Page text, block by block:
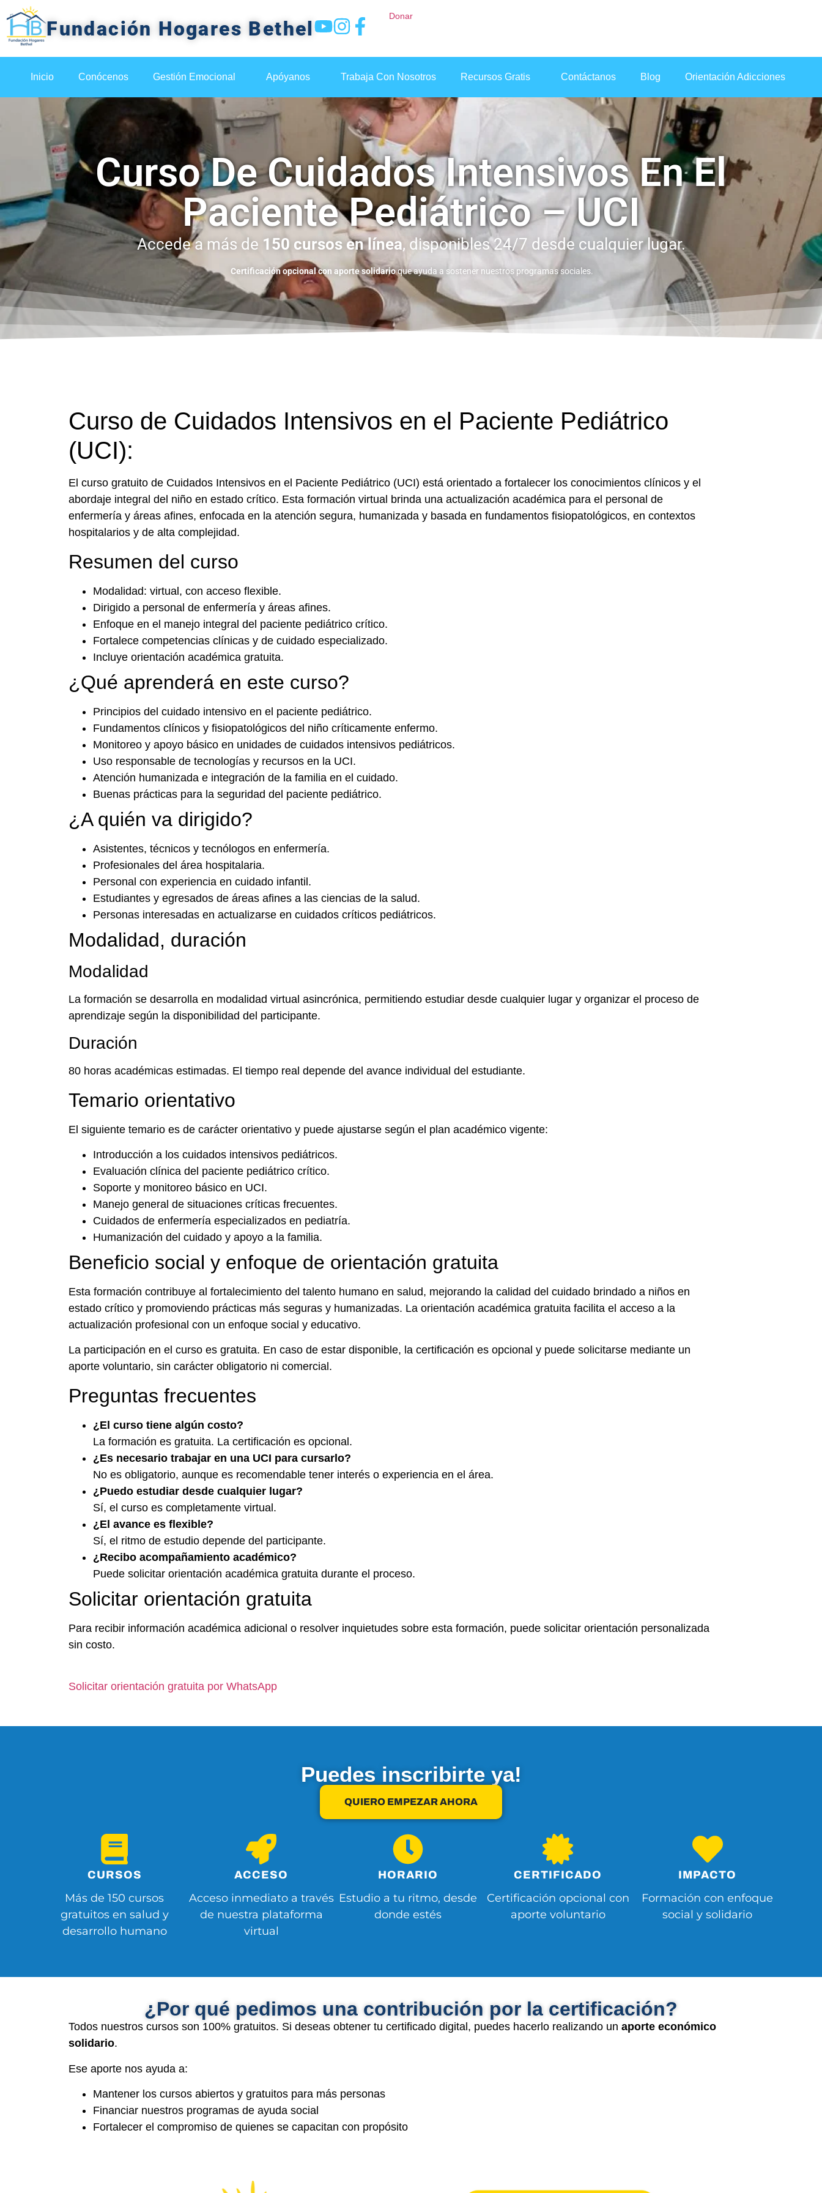
Fundación Hogares Bethel
Donar
Inicio Conócenos Gestión Emocional Apóyanos Trabaja Con Nosotros Recursos Gratis Contáctanos Blog Orientación Adicciones
Curso De Cuidados Intensivos En El
Paciente Pediátrico – UCI
Accede a más de 150 cursos en línea, disponibles 24/7 desde cualquier lugar.
Certificación opcional con aporte solidarioque ayuda a sostener nuestros programas sociales.
Curso de Cuidados Intensivos en el Paciente Pediátrico
(UCI):
El curso gratuito de Cuidados Intensivos en el Paciente Pediátrico (UCI) está orientado a fortalecer los conocimientos clínicos y el
abordaje integral del niño en estado crítico. Esta formación virtual brinda una actualización académica para el personal de
enfermería y áreas afines, enfocada en la atención segura, humanizada y basada en fundamentos fisiopatológicos, en contextos
hospitalarios y de alta complejidad.
Resumen del curso
Modalidad: virtual, con acceso flexible.
Dirigido a personal de enfermería y áreas afines.
Enfoque en el manejo integral del paciente pediátrico crítico.
Fortalece competencias clínicas y de cuidado especializado.
Incluye orientación académica gratuita.
¿Qué aprenderá en este curso?
Principios del cuidado intensivo en el paciente pediátrico.
Fundamentos clínicos y fisiopatológicos del niño críticamente enfermo.
Monitoreo y apoyo básico en unidades de cuidados intensivos pediátricos.
Uso responsable de tecnologías y recursos en la UCI.
Atención humanizada e integración de la familia en el cuidado.
Buenas prácticas para la seguridad del paciente pediátrico.
¿A quién va dirigido?
Asistentes, técnicos y tecnólogos en enfermería.
Profesionales del área hospitalaria.
Personal con experiencia en cuidado infantil.
Estudiantes y egresados de áreas afines a las ciencias de la salud.
Personas interesadas en actualizarse en cuidados críticos pediátricos.
Modalidad, duración
Modalidad
La formación se desarrolla en modalidad virtual asincrónica, permitiendo estudiar desde cualquier lugar y organizar el proceso de
aprendizaje según la disponibilidad del participante.
Duración
80 horas académicas estimadas. El tiempo real depende del avance individual del estudiante.
Temario orientativo
El siguiente temario es de carácter orientativo y puede ajustarse según el plan académico vigente:
Introducción a los cuidados intensivos pediátricos.
Evaluación clínica del paciente pediátrico crítico.
Soporte y monitoreo básico en UCI.
Manejo general de situaciones críticas frecuentes.
Cuidados de enfermería especializados en pediatría.
Humanización del cuidado y apoyo a la familia.
Beneficio social y enfoque de orientación gratuita
Esta formación contribuye al fortalecimiento del talento humano en salud, mejorando la calidad del cuidado brindado a niños en
estado crítico y promoviendo prácticas más seguras y humanizadas. La orientación académica gratuita facilita el acceso a la
actualización profesional con un enfoque social y educativo.
La participación en el curso es gratuita. En caso de estar disponible, la certificación es opcional y puede solicitarse mediante un
aporte voluntario, sin carácter obligatorio ni comercial.
Preguntas frecuentes
¿El curso tiene algún costo?
La formación es gratuita. La certificación es opcional.
¿Es necesario trabajar en una UCI para cursarlo?
No es obligatorio, aunque es recomendable tener interés o experiencia en el área.
¿Puedo estudiar desde cualquier lugar?
Sí, el curso es completamente virtual.
¿El avance es flexible?
Sí, el ritmo de estudio depende del participante.
¿Recibo acompañamiento académico?
Puede solicitar orientación académica gratuita durante el proceso.
Solicitar orientación gratuita
Para recibir información académica adicional o resolver inquietudes sobre esta formación, puede solicitar orientación personalizada
sin costo.
Solicitar orientación gratuita por WhatsApp
Puedes inscribirte ya!
QUIERO EMPEZAR AHORA
CURSOS
Más de 150 cursos
gratuitos en salud y
desarrollo humano
ACCESO
Acceso inmediato a través
de nuestra plataforma
virtual
HORARIO
Estudio a tu ritmo, desde
donde estés
CERTIFICADO
Certificación opcional con
aporte voluntario
IMPACTO
Formación con enfoque
social y solidario
¿Por qué pedimos una contribución por la certificación?
Todos nuestros cursos son 100% gratuitos. Si deseas obtener tu certificado digital, puedes hacerlo realizando un aporte económico
solidario.
Ese aporte nos ayuda a:
Mantener los cursos abiertos y gratuitos para más personas
Financiar nuestros programas de ayuda social
Fortalecer el compromiso de quienes se capacitan con propósito